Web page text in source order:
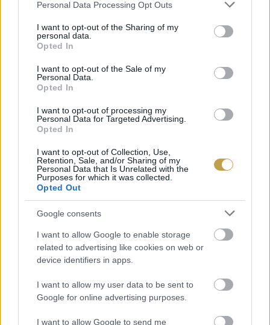
not limited to your visit or usage behaviour. You may click to
grant or deny consent to Google and its third-party tags to
use your data for below specified purposes in below Google
consent section.
Personal Data Processing Opt Outs
I want to opt-out of the Sharing of my
personal data.
Opted In
I want to opt-out of the Sale of my
Personal Data.
Opted In
I want to opt-out of processing my
Personal Data for Targeted Advertising.
Opted In
I want to opt-out of Collection, Use,
Retention, Sale, and/or Sharing of my
Personal Data that Is Unrelated with the
Purposes for which it was collected.
Opted Out
Google consents
I want to allow Google to enable storage
related to advertising like cookies on web or
device identifiers in apps.
I want to allow my user data to be sent to
Google for online advertising purposes.
I want to allow Google to send me
EZEK IS ÉRDEKELHETNEK
Falatok